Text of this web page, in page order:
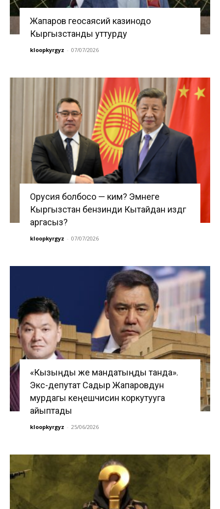
Жапаров геосаясий казинодо
Кыргызстанды уттурду
kloopkyrgyz - 07/07/2026
Орусия болбосо — ким? Эмнеге
Кыргызстан бензинди Кытайдан издөөгө
аргасыз?
kloopkyrgyz - 07/07/2026
«Кызыңды же мандатыңды танда».
Экс-депутат Садыр Жапаровдун
мурдагы кеңешчисин коркутууга
айыптады
kloopkyrgyz - 25/06/2026